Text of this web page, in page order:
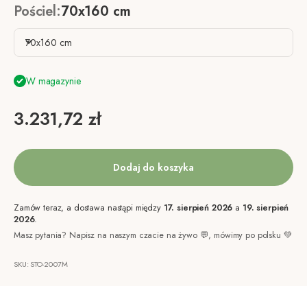
Pościel:70x160 cm
70x160 cm
W magazynie
Cena promocyjna
3.231,72 zł
Dodaj do koszyka
Zamów teraz, a dostawa nastąpi między 17. sierpień 2026 a 19. sierpień
2026.
Masz pytania? Napisz na naszym czacie na żywo 💬, mówimy po polsku 💚
SKU: STO-20-07M